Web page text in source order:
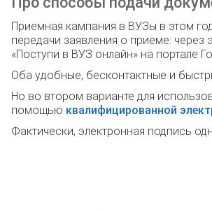
Приемная кампания в ВУЗы в этом
передачи заявления о приеме:
«Поступи в ВУЗ онлайн» на портале
Оба удобные, бесконтактные и
Но во втором варианте для
помощью квалифицированной
Фактически, электронная подпись